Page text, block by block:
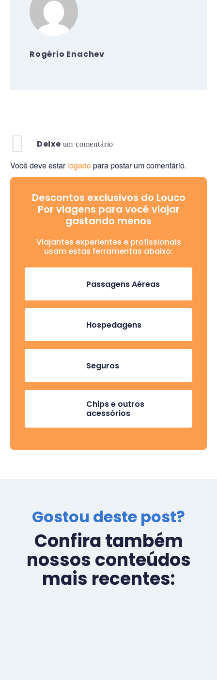
Rogério Enachev
Deixe um comentário
Você deve estarlogadopara postar um comentário.
Descontos exclusivos do Louco
Por viagens para você viajar
gastando menos
Viajantes experientes e profissionais
usam estas ferramentas abaixo:
Passagens Aéreas
Hospedagens
Seguros
Chips e outros
acessórios
Gostou deste post?
Confira também
nossos conteúdos
mais recentes: